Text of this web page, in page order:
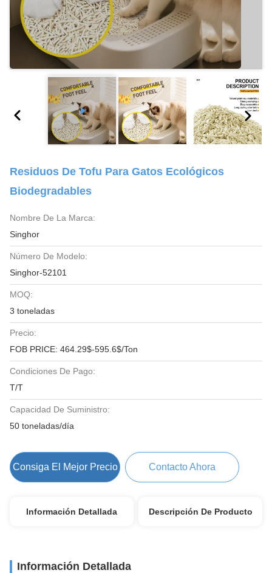
Residuos De Tofu Para Gatos Ecológicos
Biodegradables
Nombre De La Marca:
Singhor
Número De Modelo:
Singhor-52101
MOQ:
3 toneladas
Precio:
FOB PRICE: 464.29$-595.6$/Ton
Condiciones De Pago:
T/T
Capacidad De Suministro:
50 toneladas/día
Consiga El Mejor Precio Contacto Ahora
Información Detallada Descripción De Producto
Información Detallada